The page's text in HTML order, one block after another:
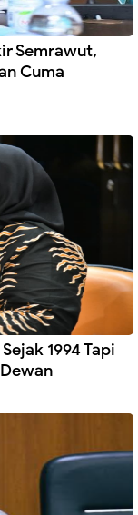
Semrawut,
Cuma
1994 Tapi